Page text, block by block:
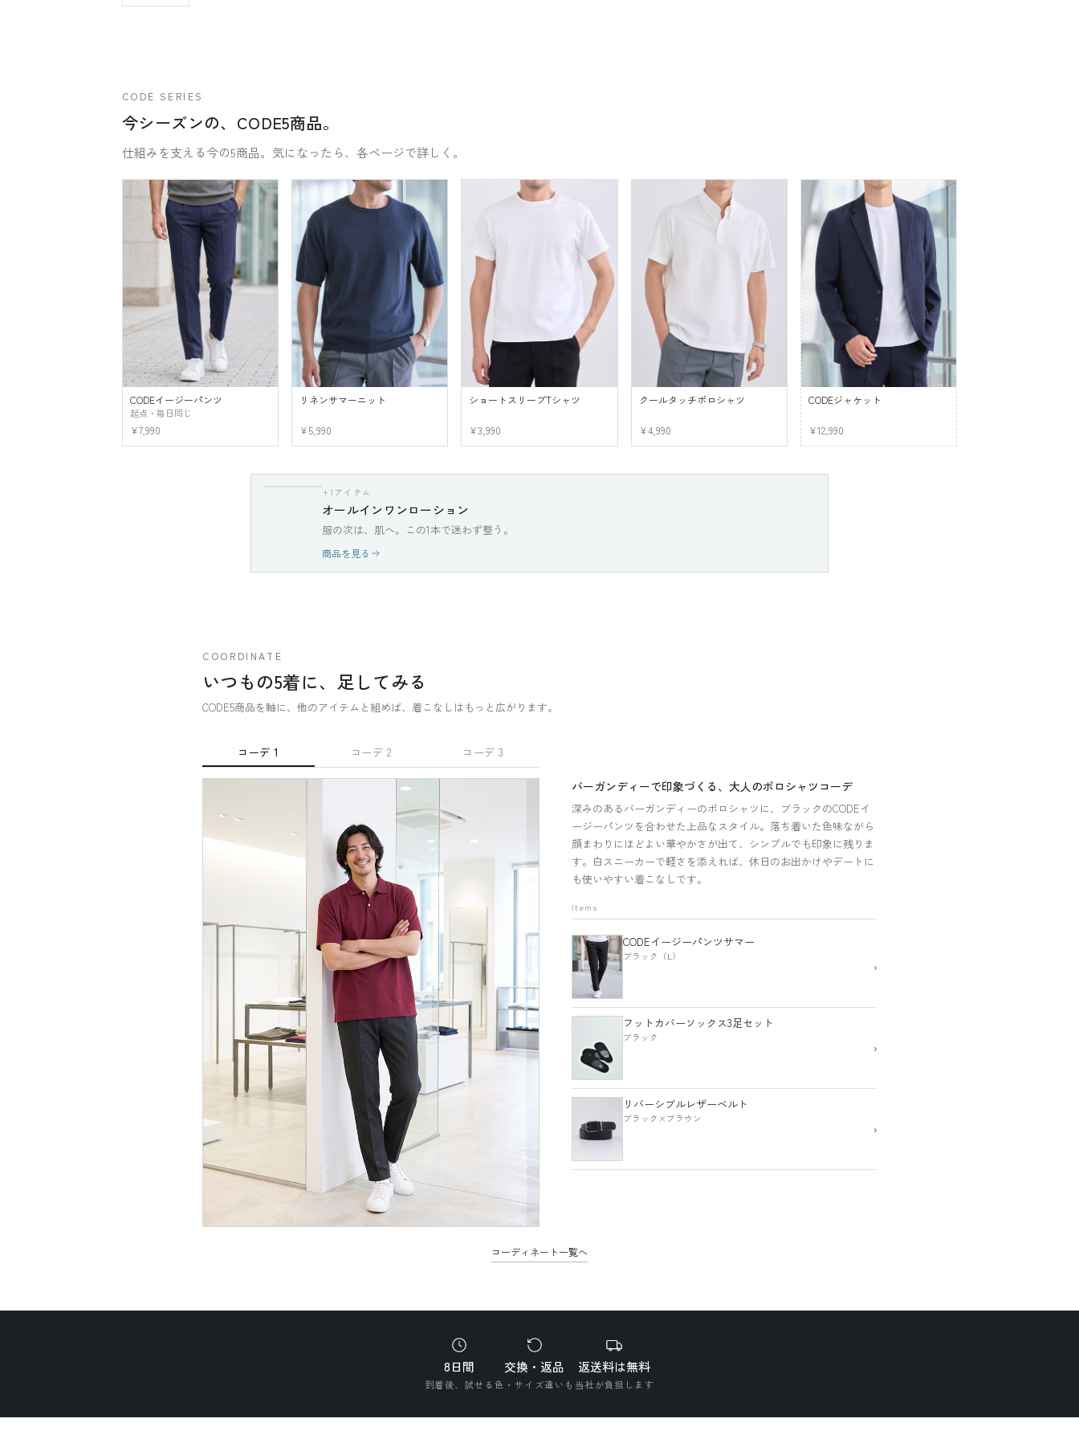
CODE SERIES
今シーズンの、CODE5商品。
仕組みを支える今の5商品。気になったら、各ページで詳しく。
CODEイージーパンツ
起点・毎日同じ
¥7,990
リネンサマーニット
¥5,990
ショートスリーブTシャツ
¥3,990
クールタッチポロシャツ
¥4,990
CODEジャケット
¥12,990
+1アイテム
オールインワンローション
服の次は、肌へ。この1本で迷わず整う。
商品を見る
COORDINATE
いつもの5着に、足してみる
CODE5商品を軸に、他のアイテムと組めば、着こなしはもっと広がります。
コーデ 1 コーデ 2 コーデ 3
バーガンディーで印象づくる、大人のポロシャツコーデ
深みのあるバーガンディーのポロシャツに、ブラックのCODEイ
ージーパンツを合わせた上品なスタイル。落ち着いた色味ながら
顔まわりにほどよい華やかさが出て、シンプルでも印象に残りま
す。白スニーカーで軽さを添えれば、休日のお出かけやデートに
も使いやすい着こなしです。
Items
CODEイージーパンツサマー
ブラック（L）
›
フットカバーソックス3足セット
ブラック
›
リバーシブルレザーベルト
ブラック×ブラウン
›
コーディネート一覧へ
8日間
到着後、試せる
交換・返品
色・サイズ違いも
返送料は無料
当社が負担します